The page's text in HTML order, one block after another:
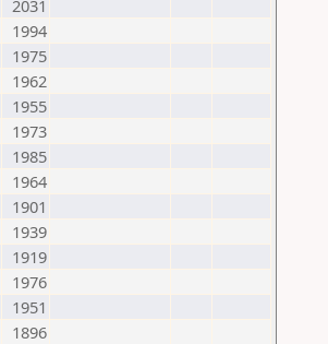
2031
1994
1975
1962
1955
1973
1985
1964
1901
1939
1919
1976
1951
1896